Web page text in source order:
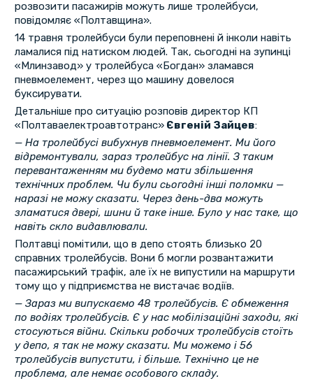
розвозити пасажирів можуть лише тролейбуси,
повідомляє «Полтавщина».
14 травня тролейбуси були переповнені й інколи навіть
ламалися під натиском людей. Так, сьогодні на зупинці
«Млинзавод» у тролейбуса «Богдан» зламався
пневмоелемент, через що машину довелося
буксирувати.
Детальніше про ситуацію розповів директор КП
«Полтаваелектроавтотранс»Євгеній Зайцев:
— На тролейбусі вибухнув пневмоелемент. Ми його
відремонтували, зараз тролейбус на лінії. З таким
перевантаженням ми будемо мати збільшення
технічних проблем. Чи були сьогодні інші поломки —
наразі не можу сказати. Через день-два можуть
зламатися двері, шини й таке інше. Було у нас таке, що
навіть скло видавлювали.
Полтавці помітили, що в депо стоять близько 20
справних тролейбусів. Вони б могли розвантажити
пасажирський трафік, але їх не випустили на маршрути
тому що у підприємства не вистачає водіїв.
— Зараз ми випускаємо 48 тролейбусів. Є обмеження
по водіях тролейбусів. Є у нас мобілізаційні заходи, які
стосуються війни. Скільки робочих тролейбусів стоїть
у депо, я так не можу сказати. Ми можемо і 56
тролейбусів випустити, і більше. Технічно це не
проблема, але немає особового складу.